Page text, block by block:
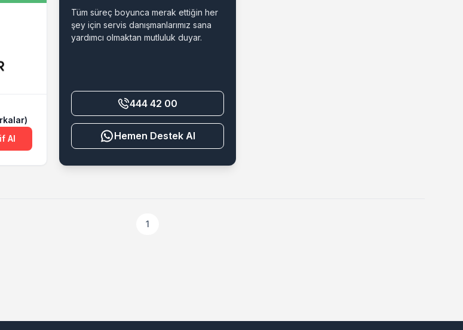
Al
Tüm süreç boyunca merak ettiğin her
şey için servis danışmanlarımız sana
yardımcı olmaktan mutluluk duyar.
444 42 00
Destek Al
1